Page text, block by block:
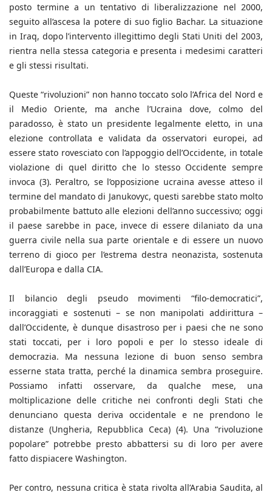
posto termine a un tentativo di liberalizzazione nel 2000,
seguito all’ascesa la potere di suo figlio Bachar. La situazione
in Iraq, dopo l’intervento illegittimo degli Stati Uniti del 2003,
rientra nella stessa categoria e presenta i medesimi caratteri
e gli stessi risultati.
Queste “rivoluzioni” non hanno toccato solo l’Africa del Nord e
il Medio Oriente, ma anche l’Ucraina dove, colmo del
paradosso, è stato un presidente legalmente eletto, in una
elezione controllata e validata da osservatori europei, ad
essere stato rovesciato con l’appoggio dell’Occidente, in totale
violazione di quel diritto che lo stesso Occidente sempre
invoca (3). Peraltro, se l’opposizione ucraina avesse atteso il
termine del mandato di Janukovyc, questi sarebbe stato molto
probabilmente battuto alle elezioni dell’anno successivo; oggi
il paese sarebbe in pace, invece di essere dilaniato da una
guerra civile nella sua parte orientale e di essere un nuovo
terreno di gioco per l’estrema destra neonazista, sostenuta
dall’Europa e dalla CIA.
Il bilancio degli pseudo movimenti “filo-democratici”,
incoraggiati e sostenuti – se non manipolati addirittura –
dall’Occidente, è dunque disastroso per i paesi che ne sono
stati toccati, per i loro popoli e per lo stesso ideale di
democrazia. Ma nessuna lezione di buon senso sembra
esserne stata tratta, perché la dinamica sembra proseguire.
Possiamo infatti osservare, da qualche mese, una
moltiplicazione delle critiche nei confronti degli Stati che
denunciano questa deriva occidentale e ne prendono le
distanze (Ungheria, Repubblica Ceca) (4). Una “rivoluzione
popolare” potrebbe presto abbattersi su di loro per avere
fatto dispiacere Washington.
Per contro, nessuna critica è stata rivolta all’Arabia Saudita, al